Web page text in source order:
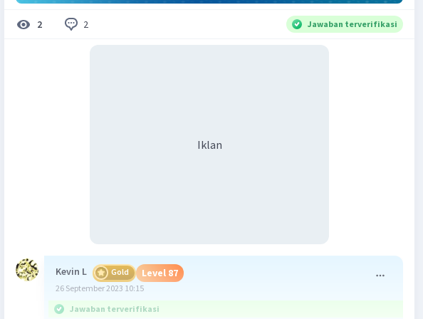
2 2 Jawaban terverifikasi
Iklan
Kevin L Gold Level 87
26 September 2023 10:15
Jawaban terverifikasi